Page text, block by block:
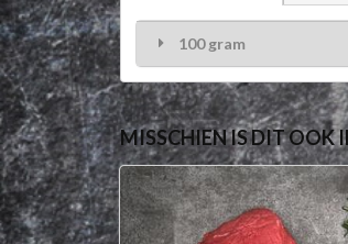
100 gram
MISSCHIEN IS DIT OOK